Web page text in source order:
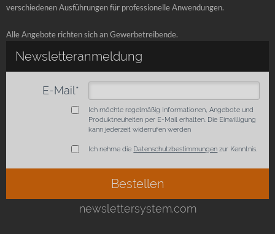
verschiedenen Ausführungen für professionelle Anwendungen.
Alle Angebote richten sich an Gewerbetreibende.